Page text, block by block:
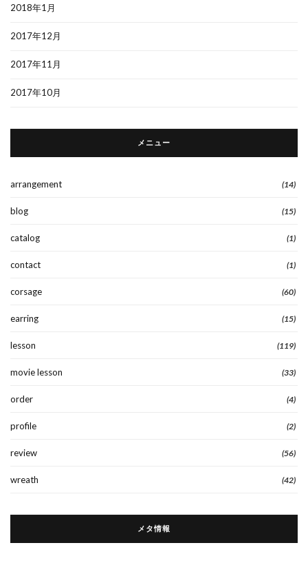
2018年1月
2017年12月
2017年11月
2017年10月
メニュー
arrangement (14)
blog (15)
catalog (1)
contact (1)
corsage (60)
earring (15)
lesson (119)
movie lesson (33)
order (4)
profile (2)
review (56)
wreath (42)
メタ情報